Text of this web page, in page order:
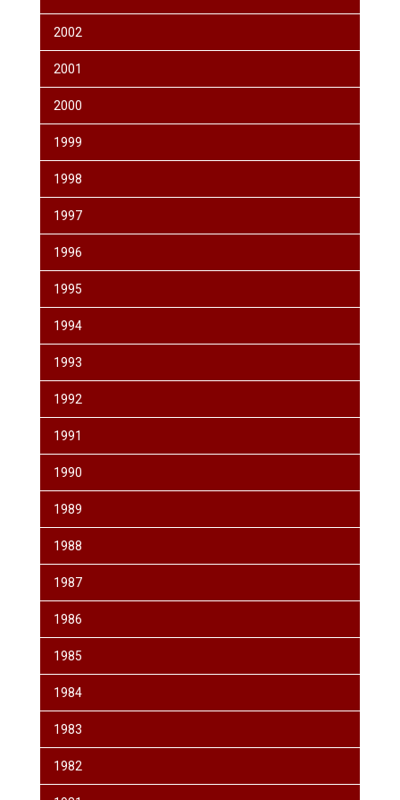
2002
2001
2000
1999
1998
1997
1996
1995
1994
1993
1992
1991
1990
1989
1988
1987
1986
1985
1984
1983
1982